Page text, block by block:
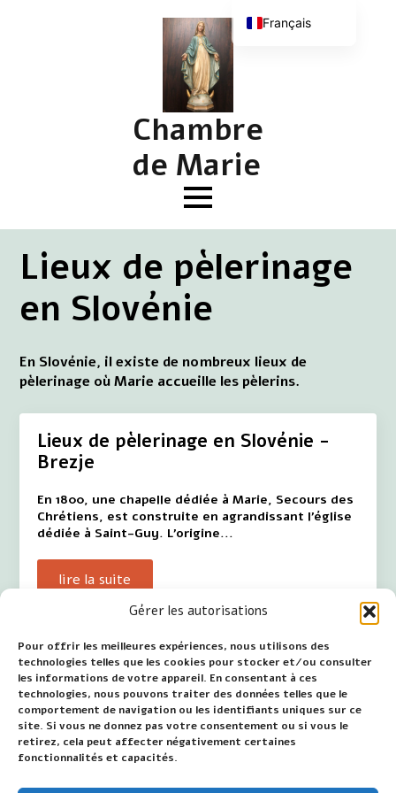
Gérer les autorisations
Pour offrir les meilleures expériences, nous utilisons des
technologies telles que les cookies pour stocker et/ou consulter
les informations de votre appareil. En consentant à ces
technologies, nous pouvons traiter des données telles que le
comportement de navigation ou les identifiants uniques sur ce
site. Si vous ne donnez pas votre consentement ou si vous le
retirez, cela peut affecter négativement certaines
fonctionnalités et capacités.
Chambre
de Marie
Lieux de pèlerinage
en Slovénie
En Slovénie, il existe de nombreux lieux de
pèlerinage où Marie accueille les pèlerins.
Lieux de pèlerinage en Slovénie -
Brezje
En 1800, une chapelle dédiée à Marie, Secours des
Chrétiens, est construite en agrandissant l'église
dédiée à Saint-Guy. L'origine...
lire la suite
Lieux de pèlerinage en Slovénie –
Ptujska Gora
GESCHIEDENIS Le sanctuaire de Notre-Dame de
Ptujska Gora est fondé sur une légende. L'histoire
raconte que les gens vivaient à une époque très
Français